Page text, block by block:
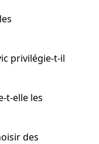
privilégie-t-il
t-elle les
des